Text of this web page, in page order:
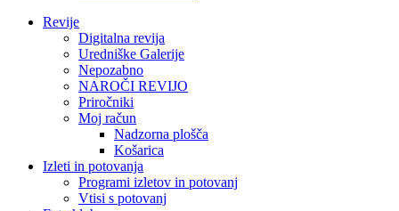
Revije
Digitalna revija
Uredniške Galerije
Nepozabno
NAROČI REVIJO
Priročniki
Moj račun
Nadzorna plošča
Košarica
Izleti in potovanja
Programi izletov in potovanj
Vtisi s potovanj